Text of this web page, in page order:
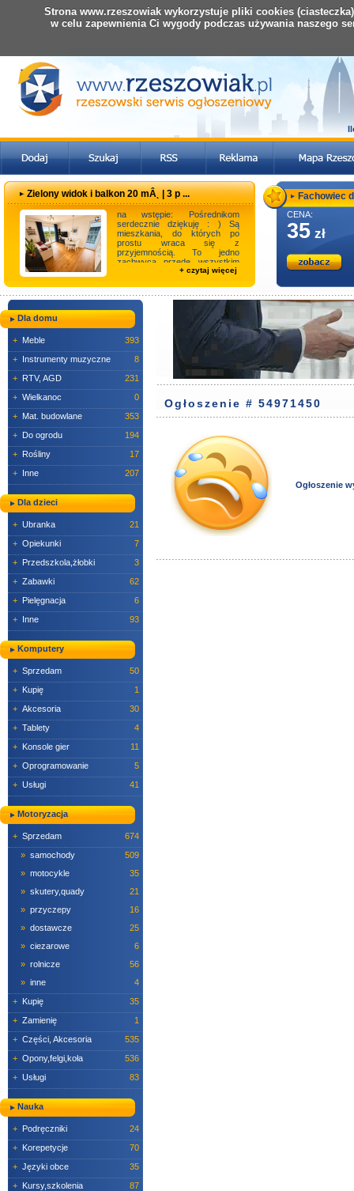
Zielony widok i balkon 20 mÂ˛ | 3 p ...
na wstępie: Pośrednikom
serdecznie dziękuję : ) Są
mieszkania, do których po
prostu wraca się z
przyjemnością. To jedno
zachwyca przede wszystkim
przestronnym, blisko 20-
+ czytaj więcej
Fachowiec
CENA:
35 zł
Dla domu
+ Meble
393
+ Instrumenty muzyczne
8
+ RTV, AGD
231
+ Wielkanoc
0
+ Mat. budowlane
353
+ Do ogrodu
194
+ Rośliny
17
+ Inne 207
Dla dzieci
+ Ubranka
21
+ Opiekunki
7
+ Przedszkola,żłobki
3
+ Zabawki
62
+ Pielęgnacja
6
+ Inne 93
Komputery
+ Sprzedam
50
+ Kupię
1
+ Akcesoria
30
+ Tablety
4
+ Konsole gier
11
+ Oprogramowanie
5
+ Usługi 41
Motoryzacja
+ Sprzedam
674
» samochody
509
» motocykle
35
» skutery,quady
21
» przyczepy
16
» dostawcze
25
» ciezarowe
6
» rolnicze
56
» inne
4
+ Kupię
35
+ Zamienię
1
+ Części, Akcesoria
535
+ Opony,felgi,koła
536
+ Usługi 83
Nauka
+ Podręczniki
24
+ Korepetycje
70
+ Języki obce
35
+ Kursy,szkolenia
87
Ogłoszenie # 54971450
Ogłoszenie
Strona www.rzeszowiak wykorzystuje pliki cookies
w celu zapewnienia Ci wygody podczas używania naszego